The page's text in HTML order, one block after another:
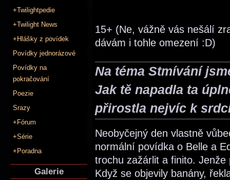
+Twilightpedie
+Twilight News
+Hlášky z povídek
Povídky jednorázové
Povídky na
pokračování
Poezie
Srazy
+Fórum
+Série
+Poradna
Galerie
15+ (Ne, vážně vás nešálí
dávám i tohle omezení :D)
Na téma Stmívání
Jak tě napadla ta
přirostla nejvíc k
Neobyčejný den vlastně
normální povídka o Belle a
trochu zažárlit a finito.
Když se objevily banány,